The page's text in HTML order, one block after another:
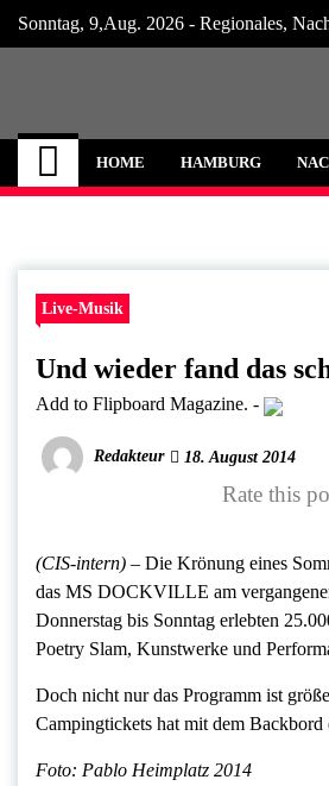
Skip
Sonntag, 9,Aug. 2026 - Regionales,
Hamburg
Neuigkeiten und
HOME HAMBURG
Live-Musik
Und wieder fand das
Add to Flipboard Magazine. -
Redakteur 18. August 2014
Rate this
(CIS-intern) – Die Krönung eines
das MS DOCKVILLE am
Donnerstag bis Sonntag erlebten
Poetry Slam, Kunstwerke und
Doch nicht nur das Programm ist
Campingtickets hat mit dem
Foto: Pablo Heimplatz 2014